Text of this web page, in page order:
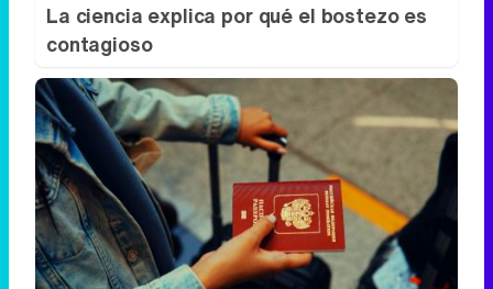
La ciencia explica por qué el bostezo es
contagioso